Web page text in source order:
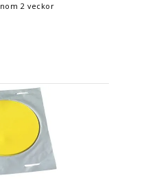
2 veckor
Arnold, rund, för